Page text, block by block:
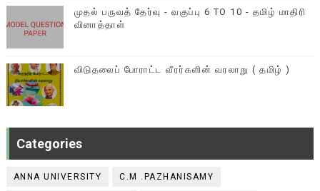
முதல் பருவத் தேர்வு - வகுப்பு 6 TO 10 - தமிழ் மாதிரி
வினாத்தாள்
விடுதலைப் போராட்ட வீரர்களின் வரலாறு ( தமிழ் )
Categories
ANNA UNIVERSITY C.M .PAZHANISAMY